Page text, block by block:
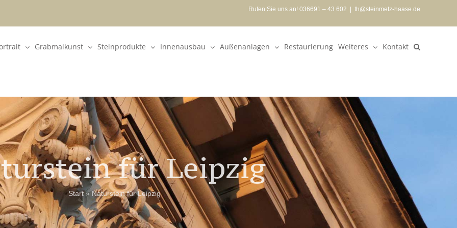
Rufen Sie uns an! 036691 – 43 602 th@steinmetz-haase.de
Grabmalkunst Steinprodukte Innenausbau Außenanlagen Restaurierung Weiteres Kontakt
für Leipzig
Start»Naturstein für Leipzig